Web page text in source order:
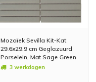
Mozaïek Sevilla Kit-Kat
29.6x29.9 cm Geglazuurd
Porselein, Mat Sage Green
(Prijs per 0.89 M2)
3 werkdagen